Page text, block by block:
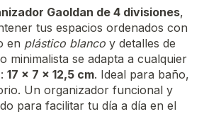
Gaoldan de 4 divisiones,
tus espacios ordenados con
en plástico blancoy detalles de
minimalista se adapta a cualquier
17 x 7 x 12,5 cm. Ideal para baño,
Un organizador funcional y
para facilitar tu día a día en el